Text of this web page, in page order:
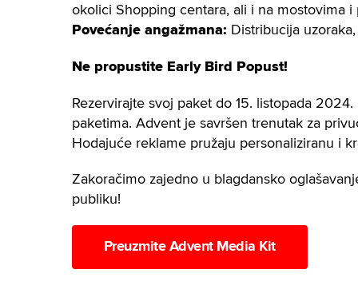
okolici Shopping centara, ali i na mostovima
Povećanje angažmana: Distribucija
Ne propustite Early Bird Popust!
Rezervirajte svoj paket do 15. listopada
paketima. Advent je savršen trenutak za
Hodajuće reklame pružaju personaliziranu i
Zakoračimo zajedno u blagdansko
publiku!
Preuzmite Advent Media Kit